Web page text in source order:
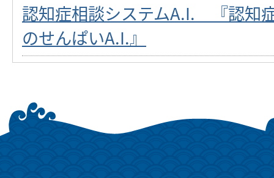
認知症相談システムA.I. 『認知
のせんぱいA.I.』